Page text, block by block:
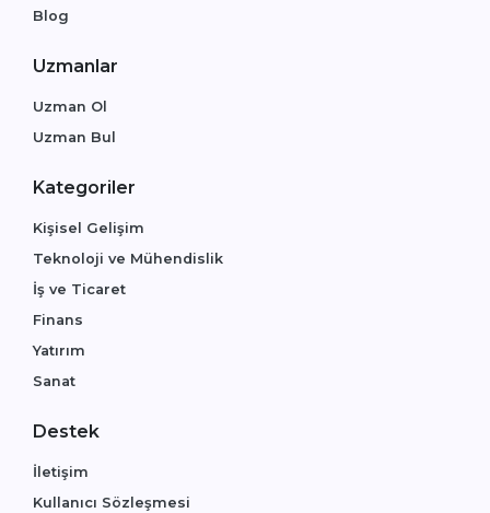
Blog
Uzmanlar
Uzman Ol
Uzman Bul
Kategoriler
Kişisel Gelişim
Teknoloji ve Mühendislik
İş ve Ticaret
Finans
Yatırım
Sanat
Destek
İletişim
Kullanıcı Sözleşmesi